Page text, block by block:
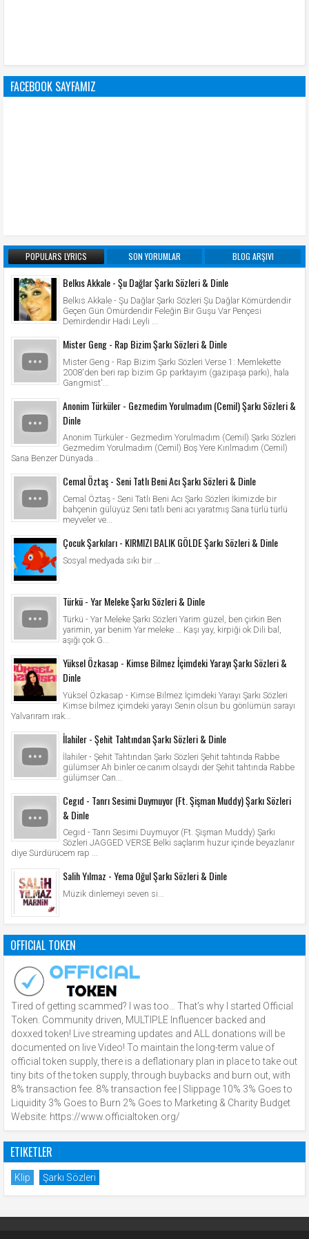
FACEBOOK SAYFAMIZ
POPULARS LYRICS SON YORUMLAR BLOG ARŞIVI
Belkıs Akkale - Şu Dağlar Şarkı Sözleri & Dinle
Belkıs Akkale - Şu Dağlar Şarkı Sözleri Şu Dağlar Kömürdendir
Geçen Gün Ömürdendir Feleğin Bir Guşu Var Pençesi
Demirdendir Hadi Leyli ...
Mister Geng - Rap Bizim Şarkı Sözleri & Dinle
Mister Geng - Rap Bizim Şarkı Sözleri Verse 1: Memlekette
2008'den beri rap bizim Gp parktayım (gazipaşa parkı), hala
Gangmist'...
Anonim Türküler - Gezmedim Yorulmadım (Cemil) Şarkı Sözleri &
Dinle
Anonim Türküler - Gezmedim Yorulmadım (Cemil) Şarkı Sözleri
Gezmedim Yorulmadım (Cemil) Boş Yere Kırılmadım (Cemil)
Sana Benzer Dünyada...
Cemal Öztaş - Seni Tatlı Beni Acı Şarkı Sözleri & Dinle
Cemal Öztaş - Seni Tatlı Beni Acı Şarkı Sözleri İkimizde bir
bahçenin gülüyüz Seni tatlı beni acı yaratmış Sana türlü türlü
meyveler ve...
Çocuk Şarkıları - KIRMIZI BALIK GÖLDE Şarkı Sözleri & Dinle
Sosyal medyada sıkı bir ...
Türkü - Yar Meleke Şarkı Sözleri & Dinle
Türkü - Yar Meleke Şarkı Sözleri Yarim güzel, ben çirkin Ben
yarimin, yar benim Yar meleke … Kaşı yay, kirpiği ok Dili bal,
aşığı çok G...
Yüksel Özkasap - Kimse Bilmez İçimdeki Yarayı Şarkı Sözleri &
Dinle
Yüksel Özkasap - Kimse Bilmez İçimdeki Yarayı Şarkı Sözleri
Kimse bilmez içimdeki yarayı Senin olsun bu gönlümün sarayı
Yalvarıram ırak...
İlahiler - Şehit Tahtından Şarkı Sözleri & Dinle
İlahiler - Şehit Tahtından Şarkı Sözleri Şehit tahtında Rabbe
gülümser Ah binler ce canım olsaydı der Şehit tahtında Rabbe
gülümser Can...
Cegıd - Tanrı Sesimi Duymuyor (Ft. Şişman Muddy) Şarkı Sözleri
& Dinle
Cegıd - Tanrı Sesimi Duymuyor (Ft. Şişman Muddy) Şarkı
Sözleri JAGGED VERSE Belki saçlarım huzur içinde beyazlanır
diye Sürdürücem rap ...
Salih Yılmaz - Yema Oğul Şarkı Sözleri & Dinle
Müzik dinlemeyi seven si...
OFFICIAL TOKEN
Tired of getting scammed? I was too… That’s why I started Official
Token. Community driven, MULTIPLE Influencer backed and
doxxed token! Live streaming updates and ALL donations will be
documented on live Video! To maintain the long-term value of
official token supply, there is a deflationary plan in place to take out
tiny bits of the token supply, through buybacks and burn out, with
8% transaction fee. 8% transaction fee | Slippage 10% 3% Goes to
Liquidity 3% Goes to Burn 2% Goes to Marketing & Charity Budget
Website: https://www.officialtoken.org/
ETIKETLER
Klip Şarkı Sözleri